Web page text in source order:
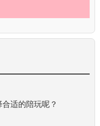
适的陪玩呢？